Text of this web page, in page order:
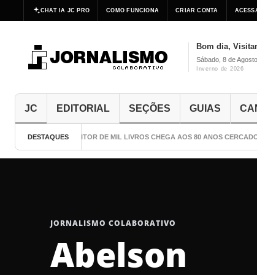
CHAT IA JC PRO COMO FUNCIONA CRIAR CONTA
Bom dia,
Sábado, 8 de
Inverno de 2026
JC EDITORIAL SEÇÕES GUIAS
DESTAQUES
O ESCRITOR DE MIL LIVROS CHEGA AOS 80 ANOS CERCADO
JORNALISMO COLABORATIVO
Abelson